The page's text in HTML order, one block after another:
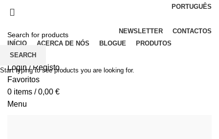
PORTUGUÊS
Elegância em Pedra
NEWSLETTER
CONTACTOS
INÍCIO
ACERCA DE NÓS BLOGUE PRODUTOS
Login / Registo
Favoritos
0 items / 0,00 €
Menu
SEARCH
Start typing to see products you are looking for.